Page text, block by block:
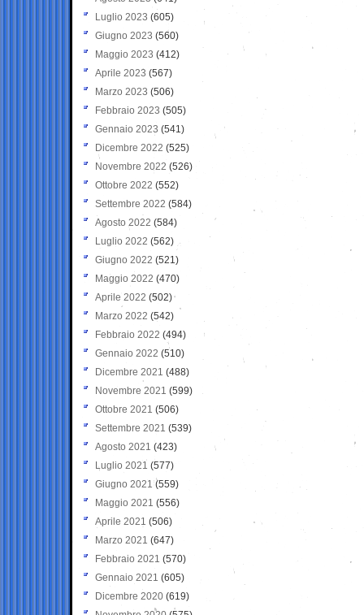
Luglio 2023 (605)
Giugno 2023 (560)
Maggio 2023 (412)
Aprile 2023 (567)
Marzo 2023 (506)
Febbraio 2023 (505)
Gennaio 2023 (541)
Dicembre 2022 (525)
Novembre 2022 (526)
Ottobre 2022 (552)
Settembre 2022 (584)
Agosto 2022 (584)
Luglio 2022 (562)
Giugno 2022 (521)
Maggio 2022 (470)
Aprile 2022 (502)
Marzo 2022 (542)
Febbraio 2022 (494)
Gennaio 2022 (510)
Dicembre 2021 (488)
Novembre 2021 (599)
Ottobre 2021 (506)
Settembre 2021 (539)
Agosto 2021 (423)
Luglio 2021 (577)
Giugno 2021(559)
Maggio 2021 (556)
Aprile 2021 (506)
Marzo 2021 (647)
Febbraio 2021 (570)
Gennaio 2021 (605)
Dicembre 2020 (619)